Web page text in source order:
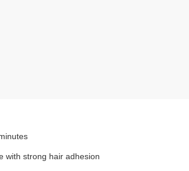
with strong hair adhesion